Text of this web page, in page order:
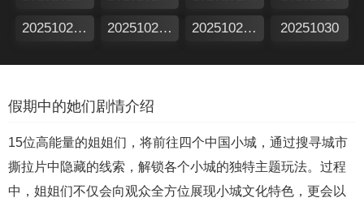
20251024加更版 20251024特别企划 20251029假期日记 20251030
假期中的她们剧情介绍
15位高能量的姐姐们，将前往四个中国小城，通过搜寻城市
撕拉片中隐藏的线索，解锁各个小城的独特主题玩法。过程
中，姐姐们不仅会向观众全方位展现小城文化特色，更会以